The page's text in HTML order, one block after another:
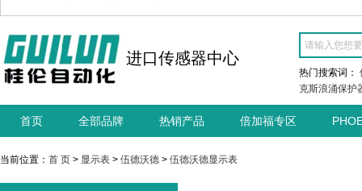
进口传感器中心
热门搜索词：
克斯浪涌保护
首页 全部品牌 热销产品 倍加福专区
当前位置： 首 页 > 显示表 > 伍德沃德 > 伍德沃德显示表